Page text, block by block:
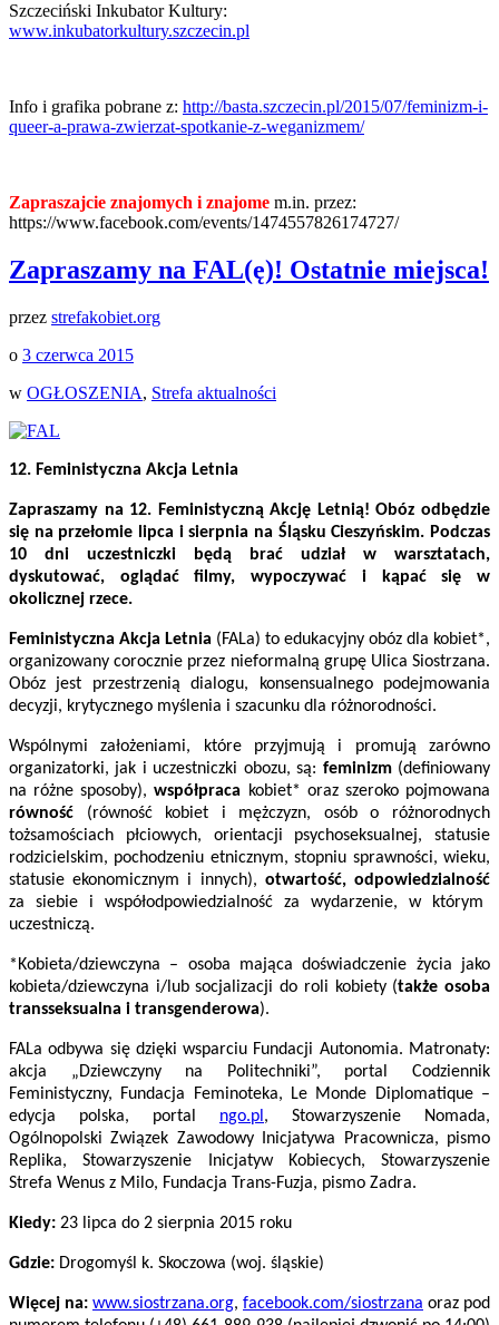
Szczeciński Inkubator Kultury:
www.inkubatorkultury.szczecin.pl
Info i grafika pobrane z: http://basta.szczecin.pl/2015/07/feminizm-i-
queer-a-prawa-zwierzat-spotkanie-z-weganizmem/
Zapraszajcie znajomych i znajome m.in. przez:
https://www.facebook.com/events/1474557826174727/
Zapraszamy na FAL(ę)! Ostatnie miejsca!
przez strefakobiet.org
o 3 czerwca 2015
w OGŁOSZENIA, Strefa aktualności
12. Feministyczna Akcja Letnia
Zapraszamy na 12. Feministyczną Akcję Letnią! Obóz odbędzie
się na przełomie lipca i sierpnia na Śląsku Cieszyńskim. Podczas
10 dni uczestniczki będą brać udział w warsztatach,
dyskutować, oglądać filmy, wypoczywać i kąpać się w
okolicznej rzece.
Feministyczna Akcja Letnia (FALa) to edukacyjny obóz dla kobiet*,
organizowany corocznie przez nieformalną grupę Ulica Siostrzana.
Obóz jest przestrzenią dialogu, konsensualnego podejmowania
decyzji, krytycznego myślenia i szacunku dla różnorodności.
Wspólnymi założeniami, które przyjmują i promują zarówno
organizatorki, jak i uczestniczki obozu, są: feminizm(definiowany
na różne sposoby),współpraca kobiet* oraz szeroko pojmowana
równość (równość kobiet i mężczyzn, osób o różnorodnych
tożsamościach płciowych, orientacji psychoseksualnej, statusie
rodzicielskim, pochodzeniu etnicznym, stopniu sprawności, wieku,
statusie ekonomicznym i innych), otwartość, odpowiedzialność
za siebie i współodpowiedzialność za wydarzenie, w którym
uczestniczą.
*Kobieta/dziewczyna – osoba mająca doświadczenie życia jako
kobieta/dziewczyna i/lub socjalizacji do roli kobiety (także osoba
transseksualna i transgenderowa).
FALa odbywa się dzięki wsparciu Fundacji Autonomia. Matronaty:
akcja „Dziewczyny na Politechniki”, portal Codziennik
Feministyczny, Fundacja Feminoteka, Le Monde Diplomatique –
edycja polska, portal ngo.pl , Stowarzyszenie Nomada,
Ogólnopolski Związek Zawodowy Inicjatywa Pracownicza, pismo
Replika, Stowarzyszenie Inicjatyw Kobiecych, Stowarzyszenie
Strefa Wenus z Milo, Fundacja Trans-Fuzja, pismo Zadra.
Kiedy: 23 lipca do 2 sierpnia 2015 roku
Gdzie: Drogomyśl k. Skoczowa (woj. śląskie)
Więcej na: www.siostrzana.org, facebook.com/siostrzana oraz pod